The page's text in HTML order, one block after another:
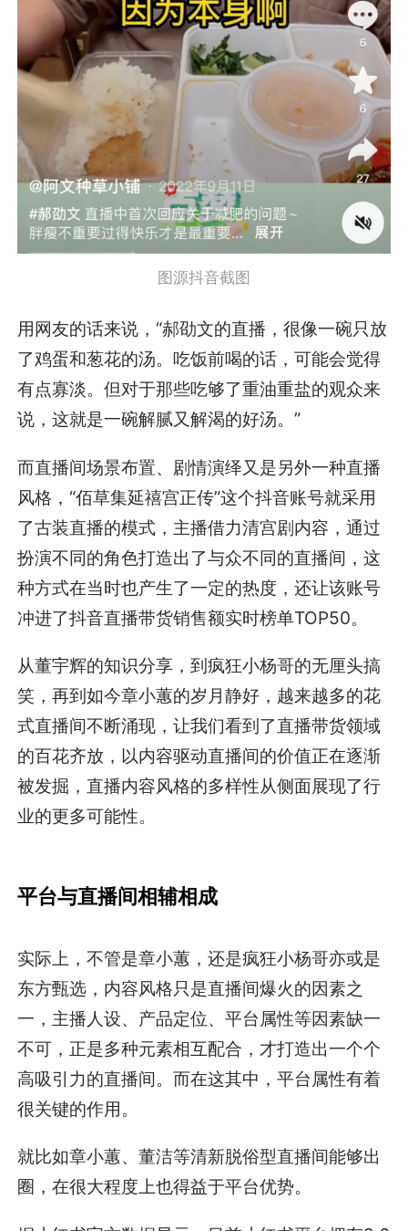
图源抖音截图
用网友的话来说，“郝劭文的直播，很像一碗只放
了鸡蛋和葱花的汤。吃饭前喝的话，可能会觉得
有点寡淡。但对于那些吃够了重油重盐的观众来
说，这就是一碗解腻又解渴的好汤。”
而直播间场景布置、剧情演绎又是另外一种直播
风格，“佰草集延禧宫正传”这个抖音账号就采用
了古装直播的模式，主播借力清宫剧内容，通过
扮演不同的角色打造出了与众不同的直播间，这
种方式在当时也产生了一定的热度，还让该账号
冲进了抖音直播带货销售额实时榜单TOP50。
从董宇辉的知识分享，到疯狂小杨哥的无厘头搞
笑，再到如今章小蕙的岁月静好，越来越多的花
式直播间不断涌现，让我们看到了直播带货领域
的百花齐放，以内容驱动直播间的价值正在逐渐
被发掘，直播内容风格的多样性从侧面展现了行
业的更多可能性。
平台与直播间相辅相成
实际上，不管是章小蕙，还是疯狂小杨哥亦或是
东方甄选，内容风格只是直播间爆火的因素之
一，主播人设、产品定位、平台属性等因素缺一
不可，正是多种元素相互配合，才打造出一个个
高吸引力的直播间。而在这其中，平台属性有着
很关键的作用。
就比如章小蕙、董洁等清新脱俗型直播间能够出
圈，在很大程度上也得益于平台优势。